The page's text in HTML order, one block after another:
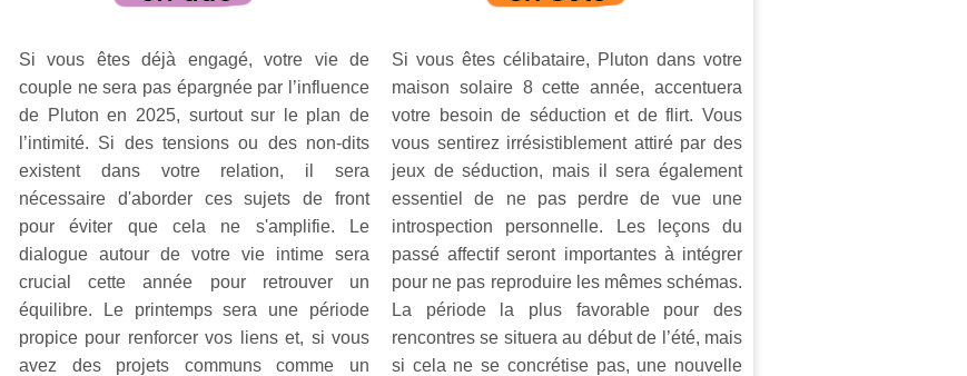
Si vous êtes déjà engagé, votre vie de
couple ne sera pas épargnée par l’influence
de Pluton en 2025, surtout sur le plan de
l’intimité. Si des tensions ou des non-dits
existent dans votre relation, il sera
nécessaire d'aborder ces sujets de front
pour éviter que cela ne s'amplifie. Le
dialogue autour de votre vie intime sera
crucial cette année pour retrouver un
équilibre. Le printemps sera une période
propice pour renforcer vos liens et, si vous
avez des projets communs comme un
Si vous êtes célibataire, Pluton dans votre
maison solaire 8 cette année, accentuera
votre besoin de séduction et de flirt. Vous
vous sentirez irrésistiblement attiré par des
jeux de séduction, mais il sera également
essentiel de ne pas perdre de vue une
introspection personnelle. Les leçons du
passé affectif seront importantes à intégrer
pour ne pas reproduire les mêmes schémas.
La période la plus favorable pour des
rencontres se situera au début de l’été, mais
si cela ne se concrétise pas, une nouvelle